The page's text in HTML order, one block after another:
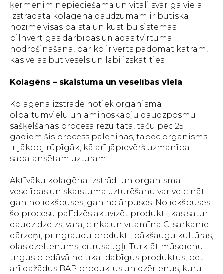
ķermenim nepieciešama un vitāli svarīga viela.
Izstrādātā kolagēna daudzumam ir būtiska
nozīme visas balsta un kustību sistēmas
pilnvērtīgas darbības un ādas tvirtuma
nodrošināšanā, par ko ir vērts padomāt katram,
kas vēlas būt vesels un labi izskatīties.
Kolagēns – skaistuma un veselības viela
Kolagēna izstrāde notiek organismā
olbaltumvielu un aminoskābju daudzposmu
sašķelšanas procesa rezultātā, taču pēc 25
gadiem šis process palēninās, tāpēc organisms
ir jākopj rūpīgāk, kā arī jāpievērš uzmanība
sabalansētam uzturam.
Aktīvāku kolagēna izstrādi un organisma
veselības un skaistuma uzturēšanu var veicināt
gan no iekšpuses, gan no ārpuses. No iekšpuses
šo procesu palīdzēs aktivizēt produkti, kas satur
daudz dzelzs, vara, cinka un vitamīna C: sarkanie
dārzeņi, pilngraudu produkti, pākšaugu kultūras,
olas dzeltenums, citrusaugļi. Turklāt mūsdienu
tirgus piedāvā ne tikai dabīgus produktus, bet
arī dažādus BAP produktus un dzērienus, kuru